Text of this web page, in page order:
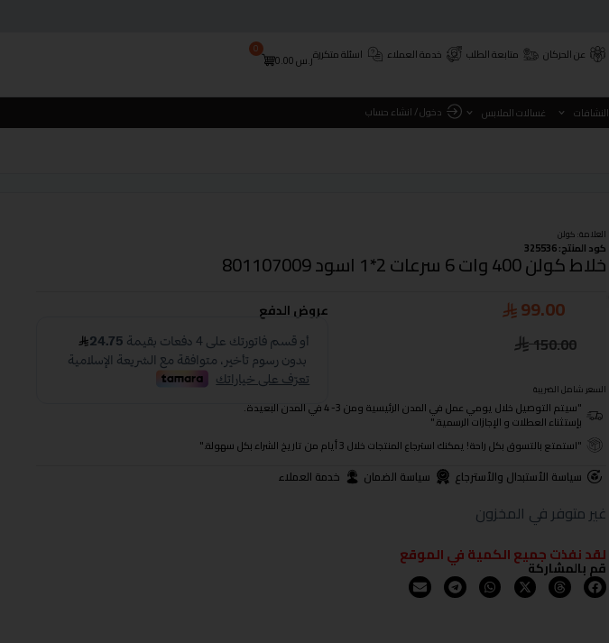
عن الحركان متابعة الطلب خدمة العملاء اسئلة متكررةر.س0.00
0
النشافات غسالات الملابس دخول / انشاء حساب
العلامة:كولن
كود المنتج: 325536
خلاط كولن 400 وات 6 سرعات 2*1 اسود 801107009
150.00
99.00
السعر شامل الضريبة
عروض الدفع
"سيتم التوصيل خلال يومي عمل في المدن الرئيسية ومن 3- 4 في المدن البعيدة.
بإستثناء العطلات و الإجازات الرسمية."
"استمتع بالتسوق بكل راحة! يمكنك استرجاع المنتجات خلال 3 أيام من تاريخ الشراء بكل سهولة."
سياسة الأستبدال والأسترجاع سياسة الضمان خدمة العملاء
غير متوفر في المخزون
لقد نفذت جميع الكمية في الموقع
قم بالمشاركة